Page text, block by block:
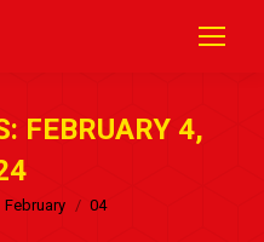
FEBRUARY 4,
February 04